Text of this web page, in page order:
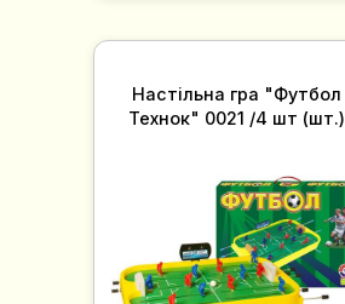
Настільна гра "Футбол
Технок" 0021 /4 шт (шт.)